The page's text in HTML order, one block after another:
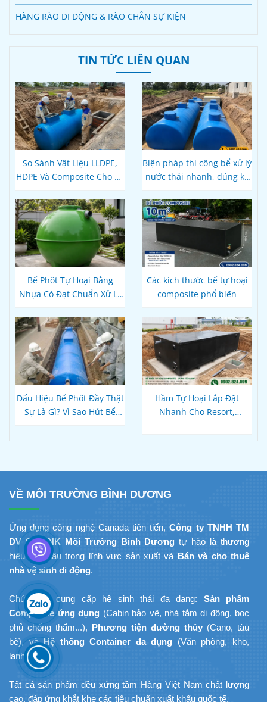
HÀNG RÀO DI ĐỘNG & RÀO CHẮN SỰ KIỆN
TIN TỨC LIÊN QUAN
So Sánh Vật Liệu LLDPE,
HDPE Và Composite Cho Bể
Hơn, Đúng Kỹ Thuật?
Biện pháp thi công bể xử lý
nước thải nhanh, đúng kỹ
Bể Phốt Tự Hoại Bằng
Nhựa Có Đạt Chuẩn Xử Lý
Hiện Hành Không?
Các kích thước bể tự hoại
composite phổ biến
Dấu Hiệu Bể Phốt Đầy Thật
Sự Là Gì? Vì Sao Hút Bể
Chậm?
Hầm Tự Hoại Lắp Đặt
Nhanh Cho Resort,
Giang: Giải Pháp
VỀ MÔI TRƯỜNG BÌNH DƯƠNG
Ứng dụng công nghệ Canada tiên tiến,Công ty TNHH TM
DV SX XNK Môi Trường Bình Dương tự hào là thương
hiệu dẫn đầu trong lĩnh vực sản xuất và Bán và cho thuê
nhà vệ sinh di động.
Chúng tôi cung cấp hệ sinh thái đa dạng: Sản phẩm
Composite ứng dụng (Cabin bảo vệ, nhà tắm di động, bọc
phủ chống thấm...), Phương tiện đường thủy (Cano, tàu
bè), vàHệ thống Container đa dụng (Văn phòng, kho,
lạnh...).
Tất cả sản phẩm đều xứng tầm Hàng Việt Nam chất lượng
cao, đáp ứng khắt khe các tiêu chuẩn xuất khẩu quốc tế.